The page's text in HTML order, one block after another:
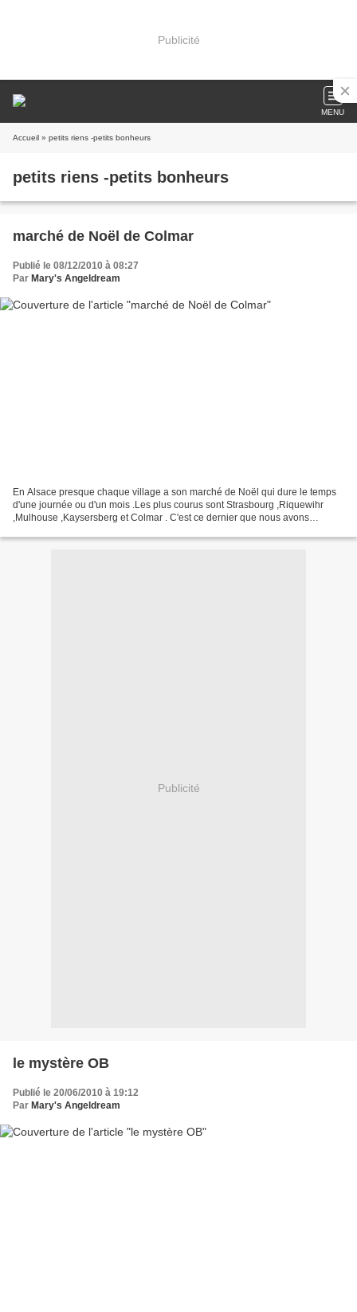
Publicité
MENU
Accueil » petits riens -petits bonheurs
petits riens -petits bonheurs
marché de Noël de Colmar
Publié le 08/12/2010 à 08:27
Par Mary's Angeldream
En Alsace presque chaque village a son marché de Noël qui dure le temps
d'une journée ou d'un mois .Les plus courus sont Strasbourg ,Riquewihr
,Mulhouse ,Kaysersberg et Colmar . C'est ce dernier que nous avons
Publicité
le mystère OB
Publié le 20/06/2010 à 19:12
Par Mary's Angeldream